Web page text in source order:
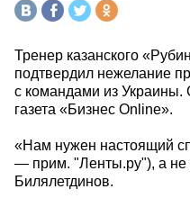
Тренер казанского
подтвердил нежелание
с командами из Украины.
газета «Бизнес Online».
«Нам нужен настоящий
— прим. "Ленты.ру"), а
Билялетдинов.